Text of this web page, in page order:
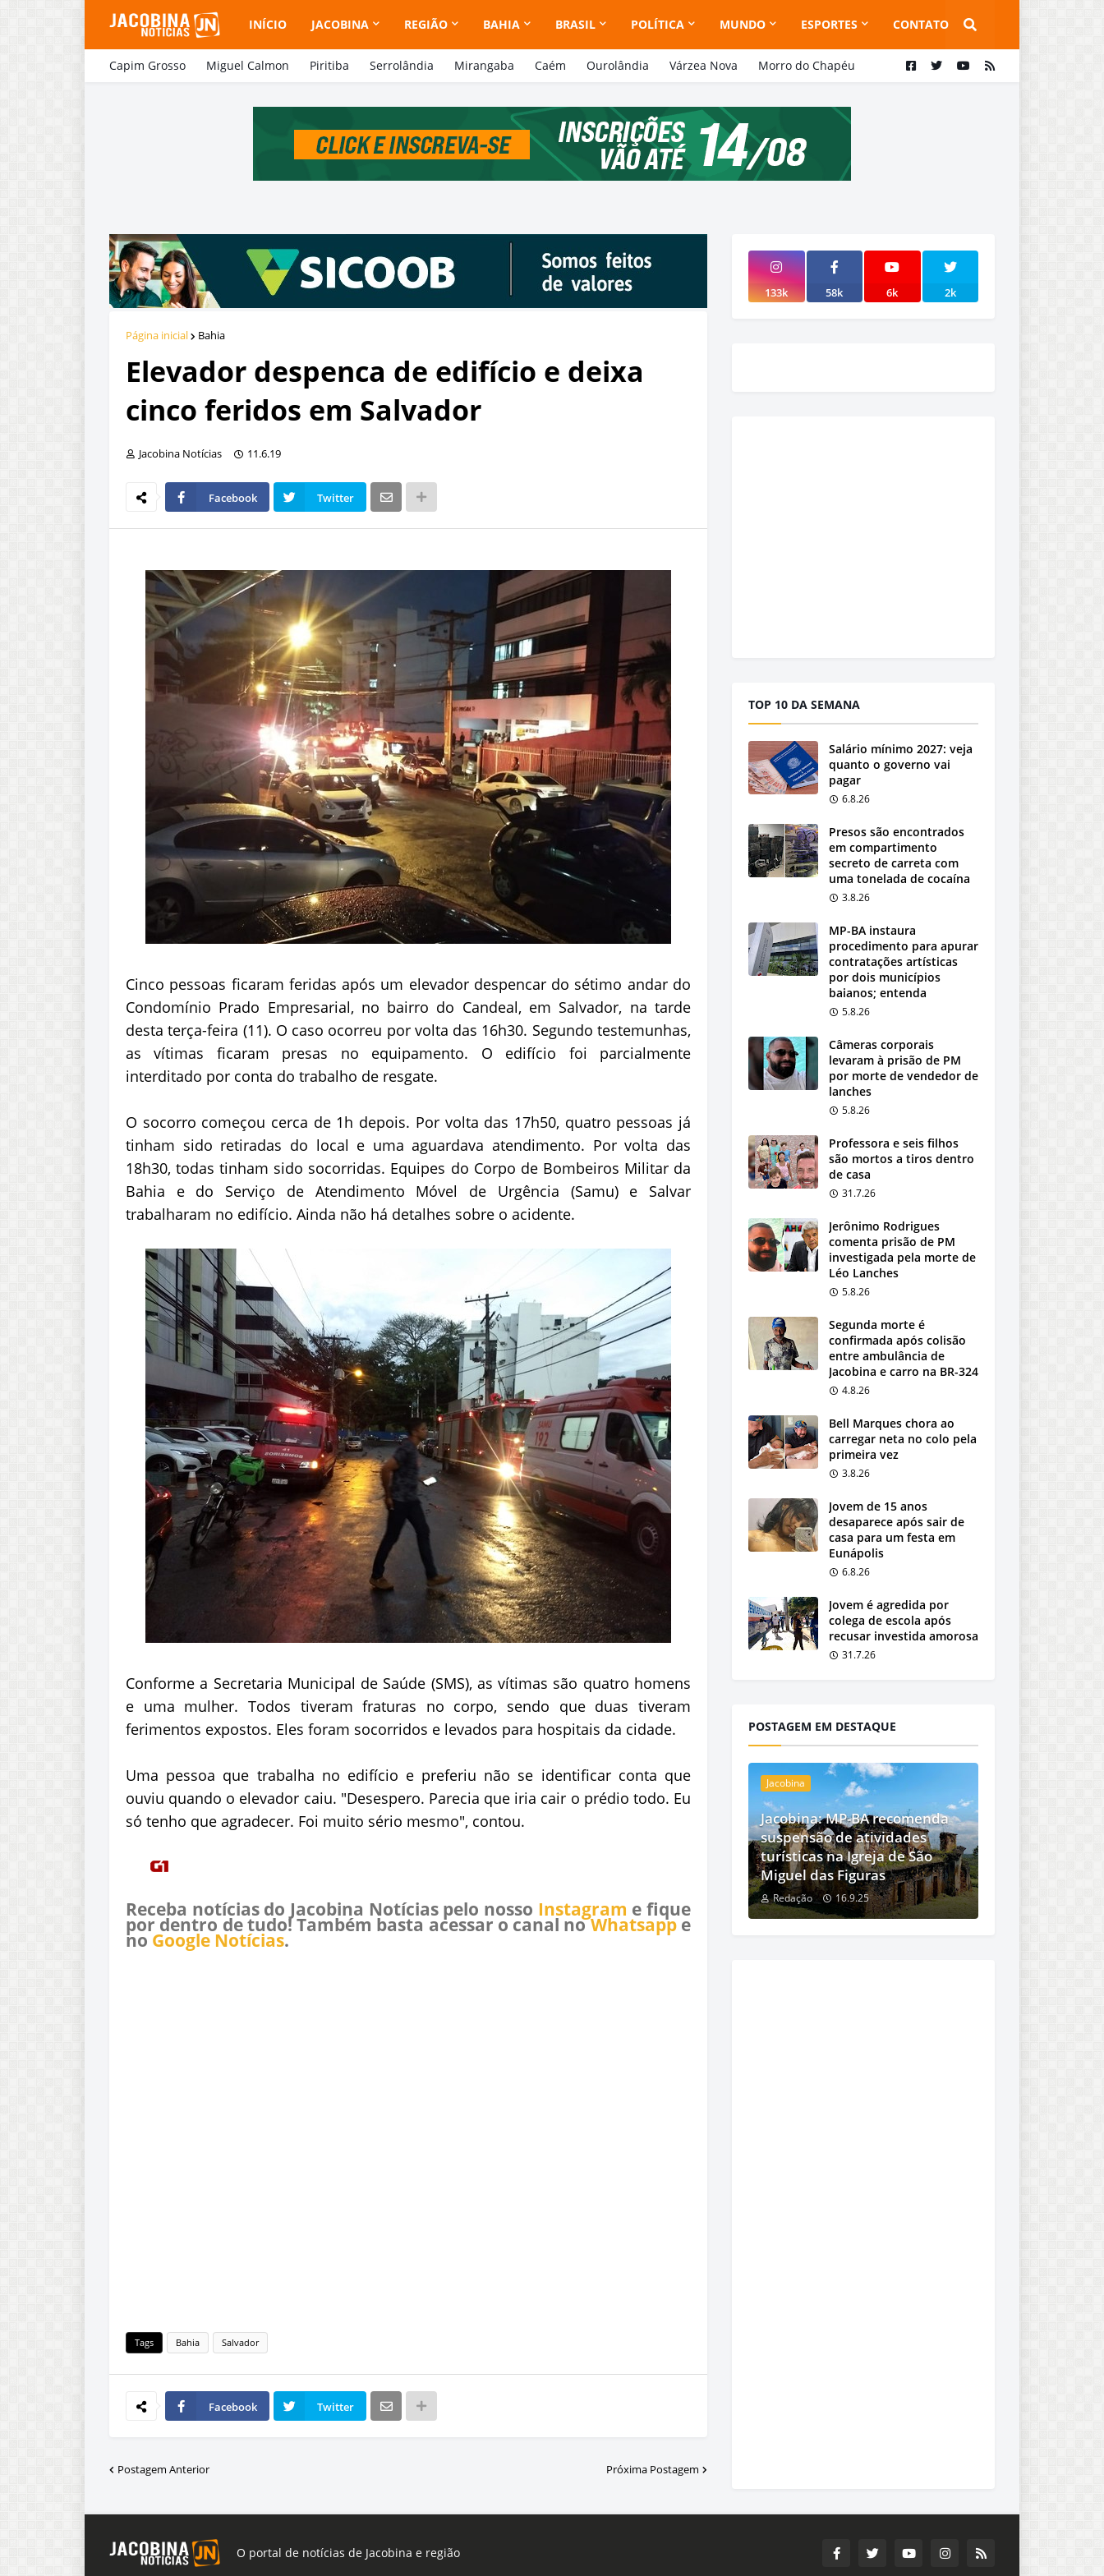
INÍCIO JACOBINA REGIÃO BAHIA BRASIL POLÍTICA MUNDO ESPORTES CONTATO
Capim Grosso Miguel Calmon Piritiba Serrolândia Mirangaba Caém Ourolândia Várzea Nova Morro do Chapéu
Página inicial Bahia
Elevador despenca de edifício e deixa
cinco feridos em Salvador
Jacobina Notícias 11.6.19
Facebook Twitter
Cinco pessoas ficaram feridas após um elevador despencar do sétimo andar do
Condomínio Prado Empresarial, no bairro do Candeal, em Salvador, na tarde
desta terça-feira (11). O caso ocorreu por volta das 16h30. Segundo testemunhas,
as vítimas ficaram presas no equipamento. O edifício foi parcialmente
interditado por conta do trabalho de resgate.
O socorro começou cerca de 1h depois. Por volta das 17h50, quatro pessoas já
tinham sido retiradas do local e uma aguardava atendimento. Por volta das
18h30, todas tinham sido socorridas. Equipes do Corpo de Bombeiros Militar da
Bahia e do Serviço de Atendimento Móvel de Urgência (Samu) e Salvar
trabalharam no edifício. Ainda não há detalhes sobre o acidente.
Conforme a Secretaria Municipal de Saúde (SMS), as vítimas são quatro homens
e uma mulher. Todos tiveram fraturas no corpo, sendo que duas tiveram
ferimentos expostos. Eles foram socorridos e levados para hospitais da cidade.
Uma pessoa que trabalha no edifício e preferiu não se identificar conta que
ouviu quando o elevador caiu. "Desespero. Parecia que iria cair o prédio todo. Eu
só tenho que agradecer. Foi muito sério mesmo", contou.
Receba notícias do Jacobina Notícias pelo nosso Instagram e fique
por dentro de tudo! Também basta acessar o canal noWhatsappe
no Google Notícias.
Tags Bahia Salvador
Facebook Twitter
Postagem Anterior Próxima Postagem
133k 58k 6k 2k
TOP 10 DA SEMANA
Salário mínimo 2027: veja
quanto o governo vai
pagar
6.8.26
Presos são encontrados
em compartimento
secreto de carreta com
uma tonelada de cocaína
3.8.26
MP-BA instaura
procedimento para apurar
contratações artísticas
por dois municípios
baianos; entenda
5.8.26
Câmeras corporais
levaram à prisão de PM
por morte de vendedor de
lanches
5.8.26
Professora e seis filhos
são mortos a tiros dentro
de casa
31.7.26
Jerônimo Rodrigues
comenta prisão de PM
investigada pela morte de
Léo Lanches
5.8.26
Segunda morte é
confirmada após colisão
entre ambulância de
Jacobina e carro na BR-324
4.8.26
Bell Marques chora ao
carregar neta no colo pela
primeira vez
3.8.26
Jovem de 15 anos
desaparece após sair de
casa para um festa em
Eunápolis
6.8.26
Jovem é agredida por
colega de escola após
recusar investida amorosa
31.7.26
POSTAGEM EM DESTAQUE
Jacobina
Jacobina: MP-BA recomenda
suspensão de atividades
turísticas na Igreja de São
Miguel das Figuras
Redação 16.9.25
O portal de notícias de Jacobina e região